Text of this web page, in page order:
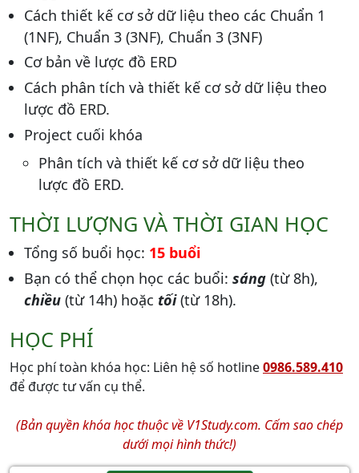
Cách thiết kế cơ sở dữ liệu theo các Chuẩn 1
(1NF), Chuẩn 3 (3NF), Chuẩn 3 (3NF)
Cơ bản về lược đồ ERD
Cách phân tích và thiết kế cơ sở dữ liệu theo
lược đồ ERD.
Project cuối khóa
Phân tích và thiết kế cơ sở dữ liệu theo
lược đồ ERD.
THỜI LƯỢNG VÀ THỜI GIAN HỌC
Tổng số buổi học: 15 buổi
Bạn có thể chọn học các buổi:sáng (từ 8h),
chiều (từ 14h) hoặc tối(từ 18h).
HỌC PHÍ
Học phí toàn khóa học: Liên hệ số hotline0986.589.410
để được tư vấn cụ thể.
(Bản quyền khóa học thuộc về V1Study.com. Cấm sao chép
dưới mọi hình thức!)